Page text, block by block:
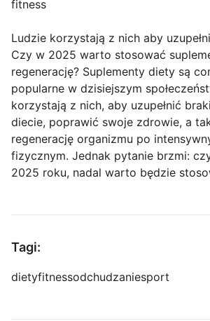
fitness
Ludzie korzystają z nich aby
Czy w 2025 warto stosować
regenerację? Suplementy diety są
popularne w dzisiejszym
korzystają z nich, aby uzupełnić
diecie, poprawić swoje zdrowie, a
regenerację organizmu po
fizycznym. Jednak pytanie brzmi:
2025 roku, nadal warto będzie
Tagi:
dietyfitnessodchudzaniesport